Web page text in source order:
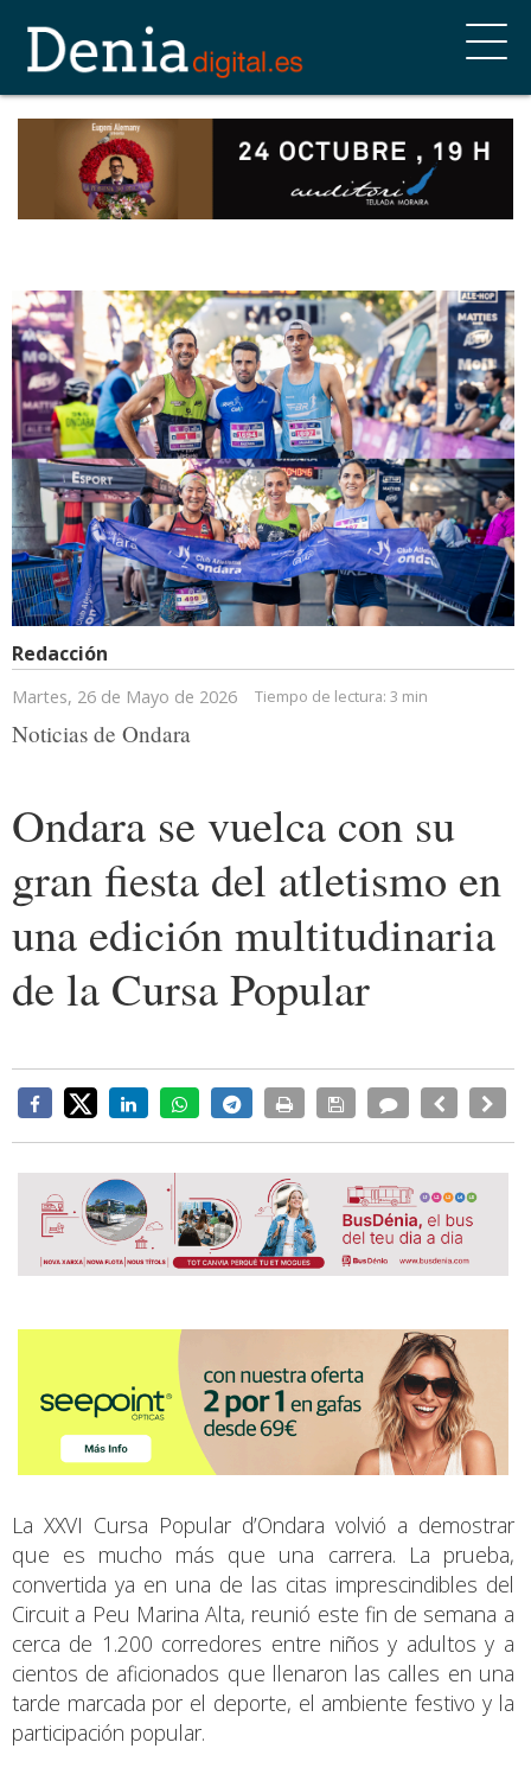
Redacción
Martes, 26 de Mayo de 2026 Tiempo de lectura: 3 min
Noticias de Ondara
Ondara se vuelca con su
gran fiesta del atletismo en
una edición multitudinaria
de la Cursa Popular
La XXVI Cursa Popular d’Ondara volvió a demostrar
que es mucho más que una carrera. La prueba,
convertida ya en una de las citas imprescindibles del
Circuit a Peu Marina Alta, reunió este fin de semana a
cerca de 1.200 corredores entre niños y adultos y a
cientos de aficionados que llenaron las calles en una
tarde marcada por el deporte, el ambiente festivo y la
participación popular.